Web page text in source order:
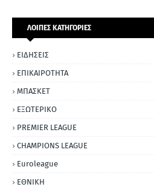
ΛΟΙΠΕΣ ΚΑΤΗΓΟΡΙΕΣ
ΕΙΔΗΣΕΙΣ
ΕΠΙΚΑΙΡΟΤΗΤΑ
ΜΠΑΣΚΕΤ
ΕΞΩΤΕΡΙΚΟ
PREMIER LEAGUE
CHAMPIONS LEAGUE
Euroleague
ΕΘΝΙΚΗ